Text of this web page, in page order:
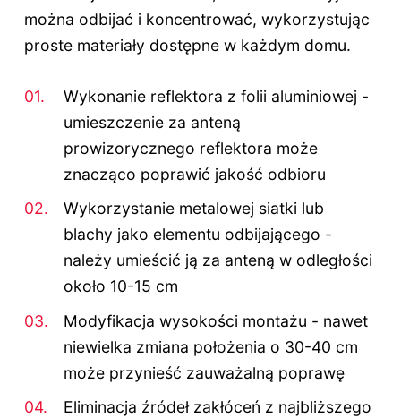
można odbijać i koncentrować, wykorzystując
proste materiały dostępne w każdym domu.
Wykonanie reflektora z folii aluminiowej -
umieszczenie za anteną
prowizorycznego reflektora może
znacząco poprawić jakość odbioru
Wykorzystanie metalowej siatki lub
blachy jako elementu odbijającego -
należy umieścić ją za anteną w odległości
około 10-15 cm
Modyfikacja wysokości montażu - nawet
niewielka zmiana położenia o 30-40 cm
może przynieść zauważalną poprawę
Eliminacja źródeł zakłóceń z najbliższego